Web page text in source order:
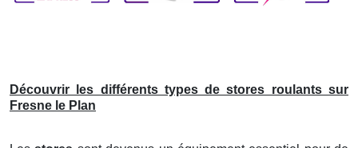
Découvrir les différents types de stores roulants sur
Fresne le Plan